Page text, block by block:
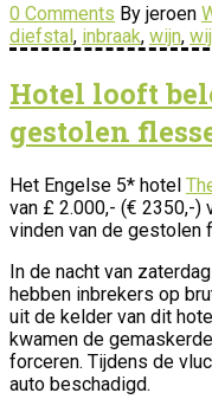
0 Comments By jeroen
diefstal, inbraak, wijn,
Hotel looft
gestolen
Het Engelse 5* hotel
van £ 2.000,- (€ 2350,-
vinden van de gestolen
In de nacht van
hebben inbrekers op
uit de kelder van dit
kwamen de
forceren. Tijdens de
auto beschadigd.